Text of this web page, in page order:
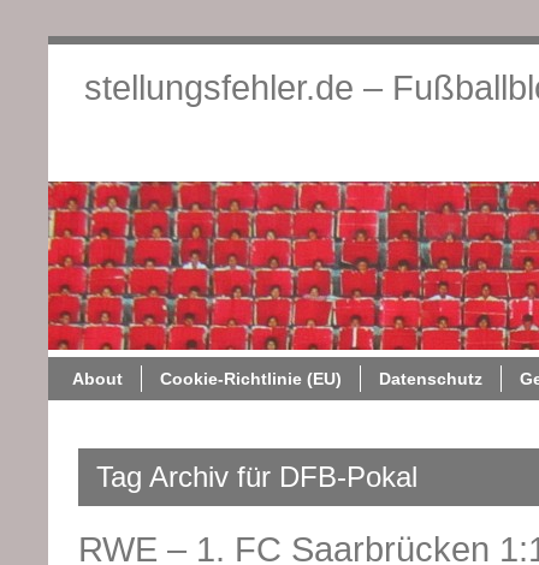
stellungsfehler.de –
About Cookie-Richtlinie (EU) Datenschutz
Tag Archiv für DFB-Pokal
RWE – 1. FC Saarbrücken